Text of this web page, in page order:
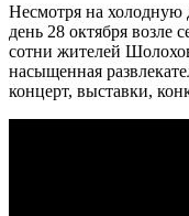
Несмотря на
день 28 октября возле
сотни жителей
насыщенная
концерт, выставки,